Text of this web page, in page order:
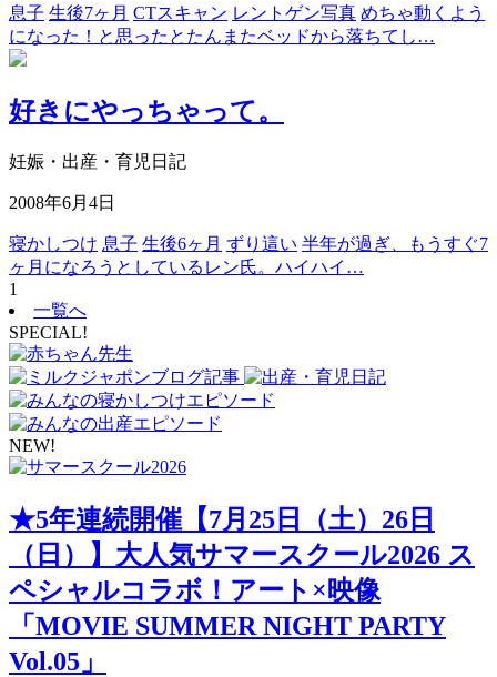
息子 生後7ヶ月 CTスキャン レントゲン写真 めちゃ動くよう
になった！と思ったとたんまたベッドから落ちてし…
好きにやっちゃって。
妊娠・出産・育児日記
2008年6月4日
寝かしつけ 息子 生後6ヶ月 ずり這い 半年が過ぎ、もうすぐ7
ヶ月になろうとしているレン氏。ハイハイ…
1
一覧へ
SPECIAL!
NEW!
★5年連続開催【7月25日（土）26日
（日）】大人気サマースクール2026 ス
ペシャルコラボ！アート×映像
「MOVIE SUMMER NIGHT PARTY
Vol.05」